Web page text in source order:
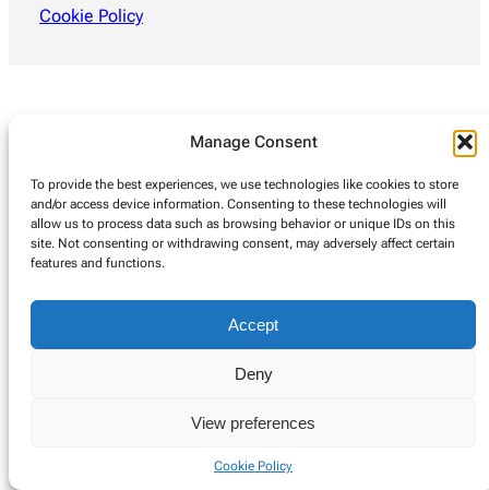
Manage Consent
To provide the best experiences, we use technologies like cookies to store
and/or access device information. Consenting to these technologies will
allow us to process data such as browsing behavior or unique IDs on this
site. Not consenting or withdrawing consent, may adversely affect certain
features and functions.
Accept
Deny
View preferences
Cookie Policy
Cookie Policy